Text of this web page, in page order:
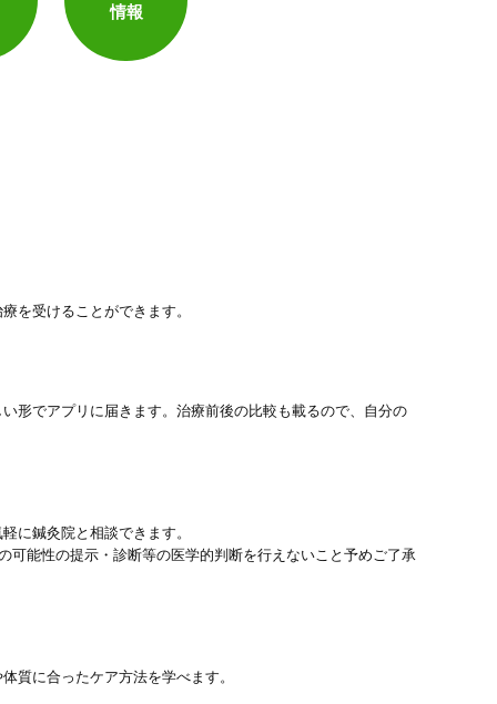
情報
を受けることができます。
形でアプリに届きます。治療前後の比較も載るので、自分の
に鍼灸院と相談できます。
能性の提示・診断等の医学的判断を行えないこと予めご了承
質に合ったケア方法を学べます。